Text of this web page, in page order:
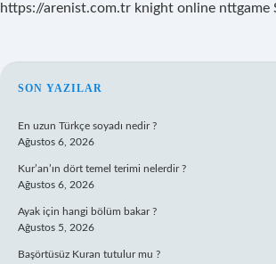
https://arenist.com.tr knight online nttgame
SIDEBAR
SON YAZILAR
En uzun Türkçe soyadı nedir ?
Ağustos 6, 2026
Kur’an’ın dört temel terimi nelerdir ?
Ağustos 6, 2026
Ayak için hangi bölüm bakar ?
Ağustos 5, 2026
Başörtüsüz Kuran tutulur mu ?